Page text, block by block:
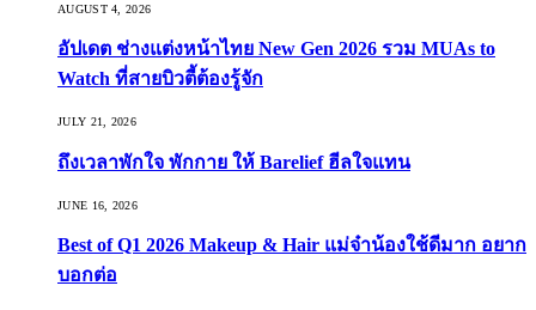
AUGUST 4, 2026
อัปเดต ช่างแต่งหน้าไทย New Gen 2026 รวม MUAs to
Watch ที่สายบิวตี้ต้องรู้จัก
JULY 21, 2026
ถึงเวลาพักใจ พักกาย ให้ Barelief ฮีลใจแทน
JUNE 16, 2026
Best of Q1 2026 Makeup & Hair แม่จ๋าน้องใช้ดีมาก อยาก
บอกต่อ